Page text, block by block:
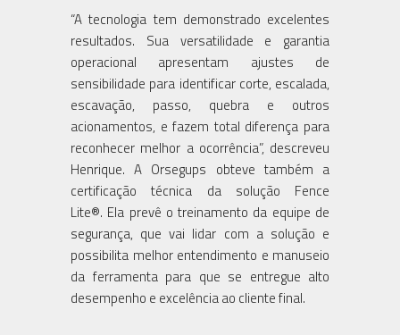
“A tecnologia tem demonstrado excelentes
resultados. Sua versatilidade e garantia
operacional apresentam ajustes de
sensibilidade para identificar corte, escalada,
escavação, passo, quebra e outros
acionamentos, e fazem total diferença para
reconhecer melhor a ocorrência”, descreveu
Henrique. A Orsegups obteve também a
certificação técnica da solução Fence
Lite®. Ela prevê o treinamento da equipe de
segurança, que vai lidar com a solução e
possibilita melhor entendimento e manuseio
da ferramenta para que se entregue alto
desempenho e excelência ao cliente final.